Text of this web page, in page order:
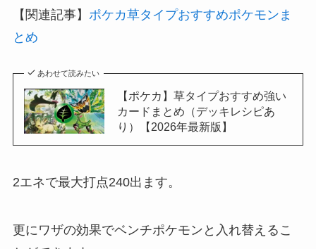
【関連記事】 ポケカ草タイプおすすめポケモンま
とめ
あわせて読みたい
【ポケカ】草タイプおすすめ強い
カードまとめ（デッキレシピあ
り）【2026年最新版】
2エネで最大打点240出ます。
更にワザの効果でベンチポケモンと入れ替えるこ